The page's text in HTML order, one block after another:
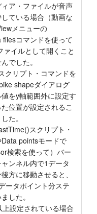
ア・ファイルが音声
ている場合（動画な
メニューの
filesコマンドを使って
ァイルとして開くこと
でした。
クリプト・コマンドを
shapeダイアログ
をy軸範囲外に設定す
位置が設定されるこ
た。
スクリプト・
pointsモードで
検索を使って）バー
ンネル内で1データ
方に移動させると、
ータポイント分ステ
した。
設定されている場合